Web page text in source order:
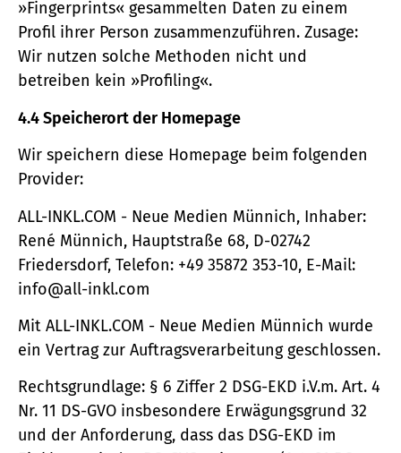
»Fingerprints« gesammelten Daten zu einem
Profil ihrer Person zusammenzuführen. Zusage:
Wir nutzen solche Methoden nicht und
betreiben kein »Profiling«.
4.4 Speicherort der Homepage
Wir speichern diese Homepage beim folgenden
Provider:
ALL-INKL.COM - Neue Medien Münnich, Inhaber:
René Münnich, Hauptstraße 68, D-02742
Friedersdorf, Telefon: +49 35872 353-10, E-Mail:
info@all-inkl.com
Mit ALL-INKL.COM - Neue Medien Münnich wurde
ein Vertrag zur Auftragsverarbeitung geschlossen.
Rechtsgrundlage: § 6 Ziffer 2 DSG-EKD i.V.m. Art. 4
Nr. 11 DS-GVO insbesondere Erwägungsgrund 32
und der Anforderung, dass das DSG-EKD im